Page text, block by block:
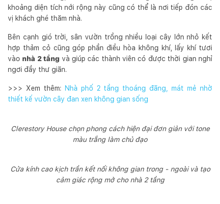
khoảng diện tích nới rộng này cũng có thể là nơi tiếp đón các
vị khách ghé thăm nhà.
Bên cạnh gió trời, sân vườn trồng nhiều loại cây lớn nhỏ kết
hợp thảm cỏ cũng góp phần điều hòa không khí, lấy khí tươi
vào nhà 2 tầng và giúp các thành viên có được thời gian nghỉ
ngơi đầy thư giãn.
>>> Xem thêm:
Nhà phố 2 tầng thoáng đãng, mát mẻ nhờ
thiết kế vườn cây đan xen không gian sống
Clerestory House chọn phong cách hiện đại đơn giản với tone
màu trắng làm chủ đạo
Cửa kính cao kịch trần kết nối không gian trong - ngoài và tạo
cảm giác rộng mở cho nhà 2 tầng